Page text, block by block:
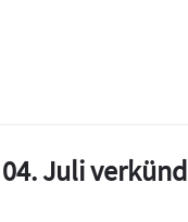
Juli